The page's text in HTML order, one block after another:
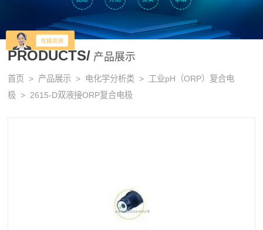
PRODUCTS/ 产品展示
首页 > 产品展示 > 电化学分析类 > 工业pH（ORP）复合电
极 > 2615-D双液接ORP复合电极